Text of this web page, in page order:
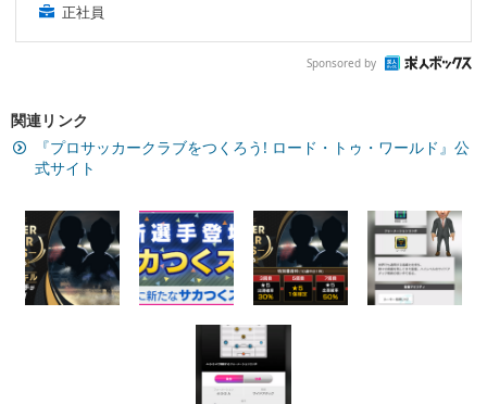
正社員
Sponsored by
関連リンク
『プロサッカークラブをつくろう! ロード・トゥ・ワールド』公
式サイト